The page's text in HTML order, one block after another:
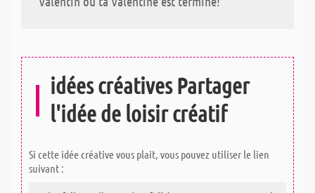
idées créatives Partager
l'idée de loisir créatif
Si cette idée créative vous plait, vous pouvez utiliser le lien
suivant :